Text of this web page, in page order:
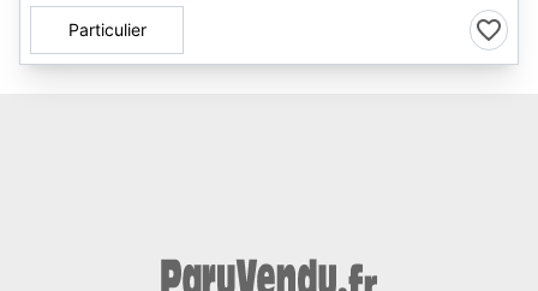
Particulier